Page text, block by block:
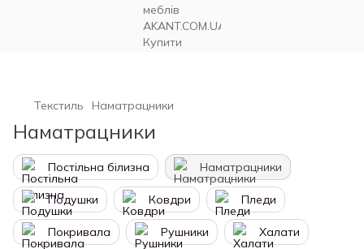
Текстиль Наматрацники
Наматрацники
Постільна білизна Наматрацники
Подушки Ковдри Пледи
Покривала Рушники Халати